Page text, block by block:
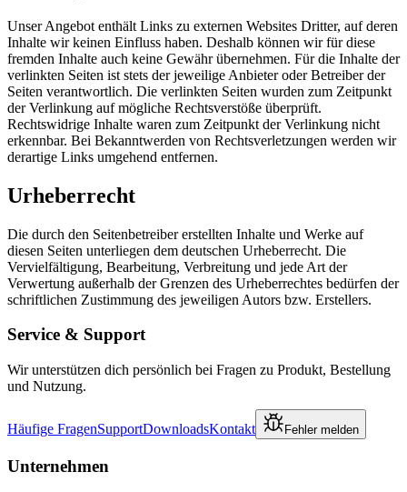
Unser Angebot enthält Links zu externen Websites Dritter, auf deren
Inhalte wir keinen Einfluss haben. Deshalb können wir für diese
fremden Inhalte auch keine Gewähr übernehmen. Für die Inhalte der
verlinkten Seiten ist stets der jeweilige Anbieter oder Betreiber der
Seiten verantwortlich. Die verlinkten Seiten wurden zum Zeitpunkt
der Verlinkung auf mögliche Rechtsverstöße überprüft.
Rechtswidrige Inhalte waren zum Zeitpunkt der Verlinkung nicht
erkennbar. Bei Bekanntwerden von Rechtsverletzungen werden wir
derartige Links umgehend entfernen.
Urheberrecht
Die durch den Seitenbetreiber erstellten Inhalte und Werke auf
diesen Seiten unterliegen dem deutschen Urheberrecht. Die
Vervielfältigung, Bearbeitung, Verbreitung und jede Art der
Verwertung außerhalb der Grenzen des Urheberrechtes bedürfen der
schriftlichen Zustimmung des jeweiligen Autors bzw. Erstellers.
Service & Support
Wir unterstützen dich persönlich bei Fragen zu Produkt, Bestellung
und Nutzung.
Häufige FragenSupportDownloadsKontakt Fehler melden
Unternehmen